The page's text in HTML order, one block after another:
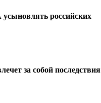
российских
за собой последствия